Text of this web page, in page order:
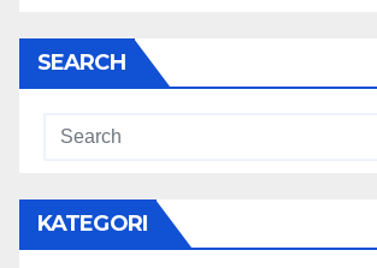
SEARCH
KATEGORI